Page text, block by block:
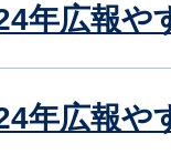
年広報や
年広報や